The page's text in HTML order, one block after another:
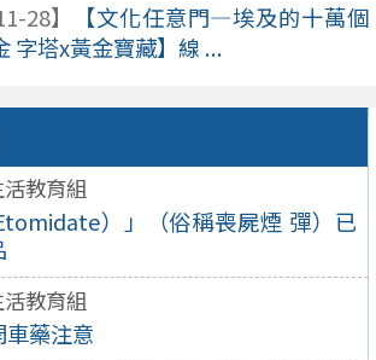
活教育組
）」（俗稱喪屍煙 彈）已
活教育組
藥注意
28】
【文化任意門—埃及的十萬個
字塔x黃金寶藏】線 ...